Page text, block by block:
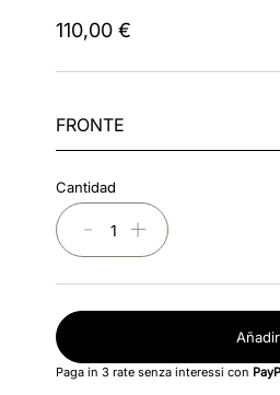
110,00 €
FRONTE
Cantidad
＋
－
Paga in 3 rate senza interessi con